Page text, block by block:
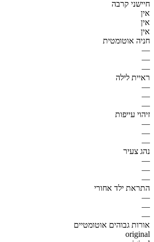
חיישני קרבה
אין
אין
אין
חניה אוטומטית
—
—
—
ראיית לילה
—
—
—
זיהוי עייפות
—
—
—
נהג צעיר
—
—
—
התראת ילד אחורי
—
—
—
אורות גבוהים אוטומטיים
original